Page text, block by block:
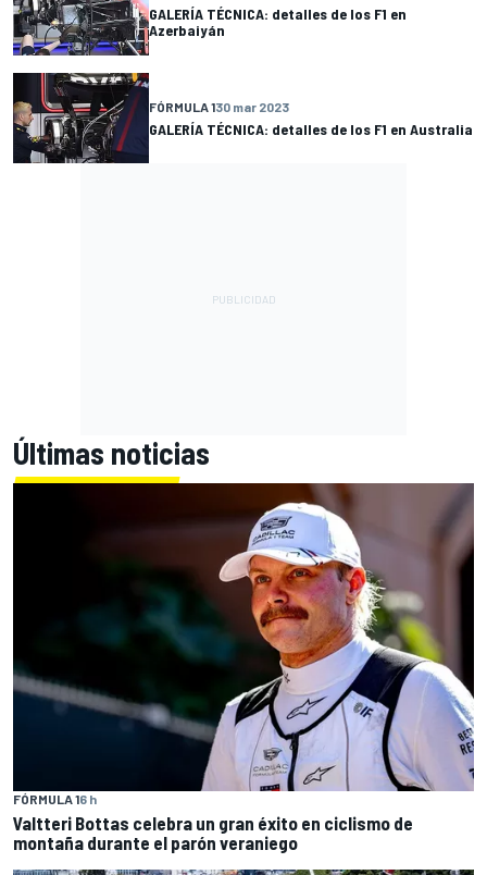
GALERÍA TÉCNICA: detalles de los F1 en
Azerbaiyán
FÓRMULA 130 mar 2023
GALERÍA TÉCNICA: detalles de los F1 en Australia
Últimas noticias
FÓRMULA 16 h
Valtteri Bottas celebra un gran éxito en ciclismo de
montaña durante el parón veraniego